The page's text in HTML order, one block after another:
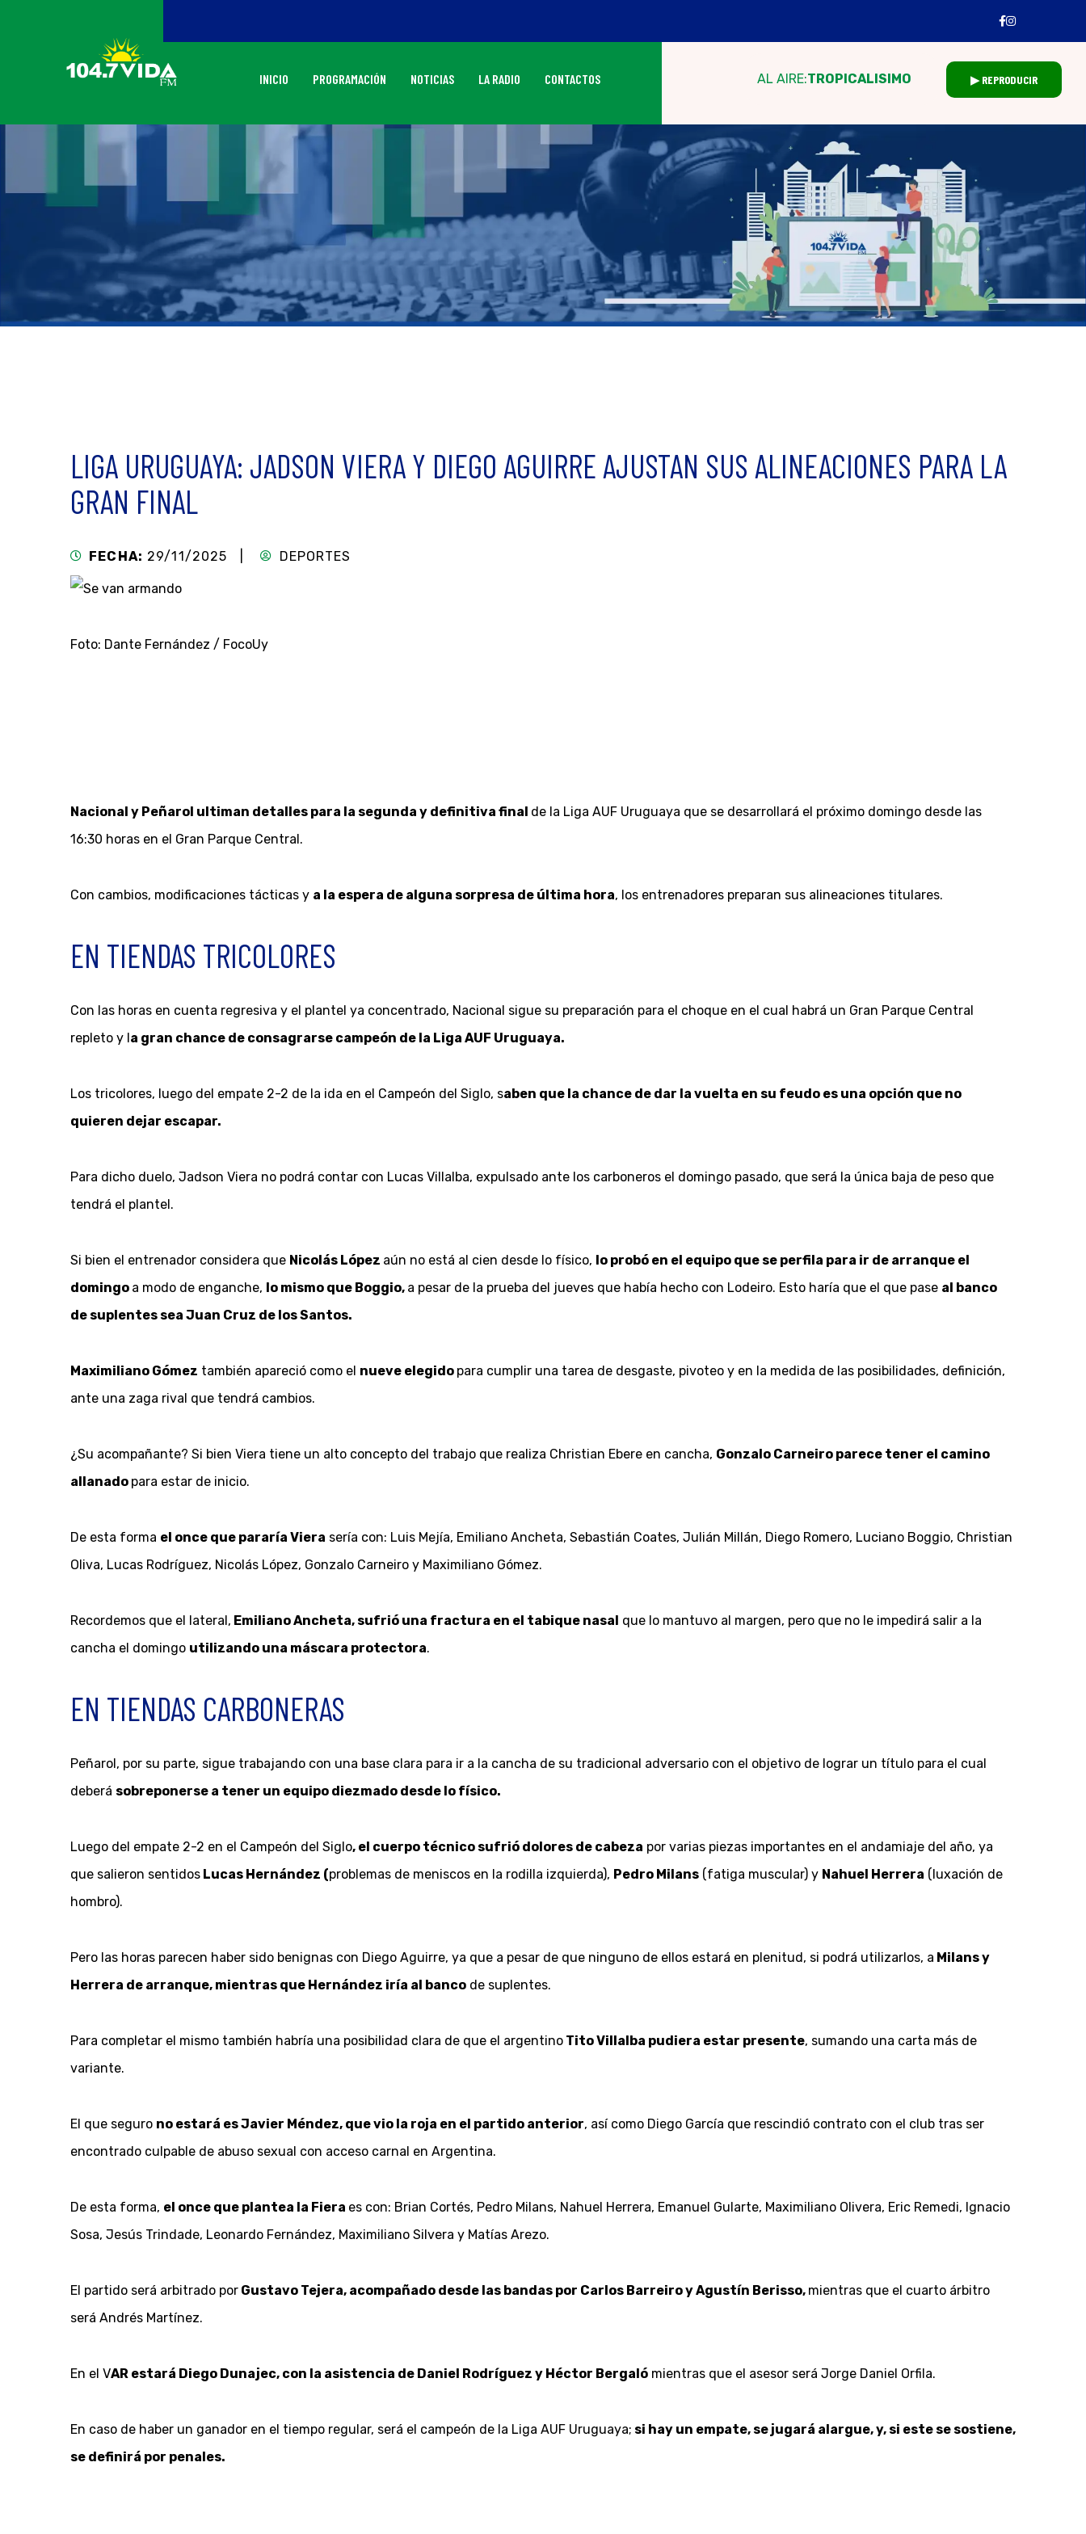
INICIO PROGRAMACIÓN NOTICIAS LA RADIO CONTACTOS AL AIRE:TROPICALISIMO ▶ REPRODUCIR
LIGA URUGUAYA: JADSON VIERA Y DIEGO AGUIRRE AJUSTAN SUS ALINEACIONES PARA LA
GRAN FINAL
FECHA: 29/11/2025 | DEPORTES
Foto: Dante Fernández / FocoUy
Nacional y Peñarol ultiman detalles para la segunda y definitiva final de la Liga AUF Uruguaya que se desarrollará el próximo domingo desde las
16:30 horas en el Gran Parque Central.
Con cambios, modificaciones tácticas y a la espera de alguna sorpresa de última hora, los entrenadores preparan sus alineaciones titulares.
EN TIENDAS TRICOLORES
Con las horas en cuenta regresiva y el plantel ya concentrado, Nacional sigue su preparación para el choque en el cual habrá un Gran Parque Central
repleto y la gran chance de consagrarse campeón de la Liga AUF Uruguaya.
Los tricolores, luego del empate 2-2 de la ida en el Campeón del Siglo, saben que la chance de dar la vuelta en su feudo es una opción que no
quieren dejar escapar.
Para dicho duelo, Jadson Viera no podrá contar con Lucas Villalba, expulsado ante los carboneros el domingo pasado, que será la única baja de peso que
tendrá el plantel.
Si bien el entrenador considera que Nicolás López aún no está al cien desde lo físico, lo probó en el equipo que se perfila para ir de arranque el
domingo a modo de enganche, lo mismo que Boggio, a pesar de la prueba del jueves que había hecho con Lodeiro. Esto haría que el que pase al banco
de suplentes sea Juan Cruz de los Santos.
Maximiliano Gómez también apareció como el nueve elegido para cumplir una tarea de desgaste, pivoteo y en la medida de las posibilidades, definición,
ante una zaga rival que tendrá cambios.
¿Su acompañante? Si bien Viera tiene un alto concepto del trabajo que realiza Christian Ebere en cancha, Gonzalo Carneiro parece tener el camino
allanado para estar de inicio.
De esta forma el once que pararía Viera sería con: Luis Mejía, Emiliano Ancheta, Sebastián Coates, Julián Millán, Diego Romero, Luciano Boggio, Christian
Oliva, Lucas Rodríguez, Nicolás López, Gonzalo Carneiro y Maximiliano Gómez.
Recordemos que el lateral, Emiliano Ancheta, sufrió una fractura en el tabique nasal que lo mantuvo al margen, pero que no le impedirá salir a la
cancha el domingo utilizando una máscara protectora.
EN TIENDAS CARBONERAS
Peñarol, por su parte, sigue trabajando con una base clara para ir a la cancha de su tradicional adversario con el objetivo de lograr un título para el cual
deberá sobreponerse a tener un equipo diezmado desde lo físico.
Luego del empate 2-2 en el Campeón del Siglo, el cuerpo técnico sufrió dolores de cabeza por varias piezas importantes en el andamiaje del año, ya
que salieron sentidos Lucas Hernández (problemas de meniscos en la rodilla izquierda), Pedro Milans (fatiga muscular) y Nahuel Herrera (luxación de
hombro).
Pero las horas parecen haber sido benignas con Diego Aguirre, ya que a pesar de que ninguno de ellos estará en plenitud, si podrá utilizarlos, a Milans y
Herrera de arranque, mientras que Hernández iría al banco de suplentes.
Para completar el mismo también habría una posibilidad clara de que el argentino Tito Villalba pudiera estar presente, sumando una carta más de
variante.
El que seguro no estará es Javier Méndez, que vio la roja en el partido anterior, así como Diego García que rescindió contrato con el club tras ser
encontrado culpable de abuso sexual con acceso carnal en Argentina.
De esta forma, el once que plantea la Fiera es con: Brian Cortés, Pedro Milans, Nahuel Herrera, Emanuel Gularte, Maximiliano Olivera, Eric Remedi, Ignacio
Sosa, Jesús Trindade, Leonardo Fernández, Maximiliano Silvera y Matías Arezo.
El partido será arbitrado por Gustavo Tejera, acompañado desde las bandas por Carlos Barreiro y Agustín Berisso, mientras que el cuarto árbitro
será Andrés Martínez.
En el VAR estará Diego Dunajec, con la asistencia de Daniel Rodríguez y Héctor Bergaló mientras que el asesor será Jorge Daniel Orfila.
En caso de haber un ganador en el tiempo regular, será el campeón de la Liga AUF Uruguaya; si hay un empate, se jugará alargue, y, si este se sostiene,
se definirá por penales.